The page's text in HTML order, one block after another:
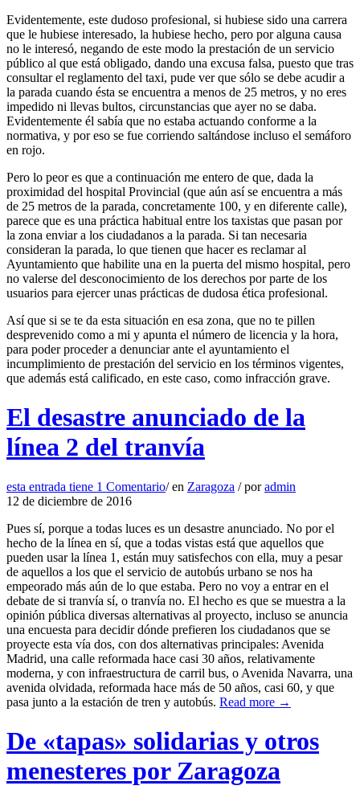
Evidentemente, este dudoso profesional, si hubiese sido una carrera
que le hubiese interesado, la hubiese hecho, pero por alguna causa
no le interesó, negando de este modo la prestación de un servicio
público al que está obligado, dando una excusa falsa, puesto que tras
consultar el reglamento del taxi, pude ver que sólo se debe acudir a
la parada cuando ésta se encuentra a menos de 25 metros, y no eres
impedido ni llevas bultos, circunstancias que ayer no se daba.
Evidentemente él sabía que no estaba actuando conforme a la
normativa, y por eso se fue corriendo saltándose incluso el semáforo
en rojo.
Pero lo peor es que a continuación me entero de que, dada la
proximidad del hospital Provincial (que aún así se encuentra a más
de 25 metros de la parada, concretamente 100, y en diferente calle),
parece que es una práctica habitual entre los taxistas que pasan por
la zona enviar a los ciudadanos a la parada. Si tan necesaria
consideran la parada, lo que tienen que hacer es reclamar al
Ayuntamiento que habilite una en la puerta del mismo hospital, pero
no valerse del desconocimiento de los derechos por parte de los
usuarios para ejercer unas prácticas de dudosa ética profesional.
Así que si se te da esta situación en esa zona, que no te pillen
desprevenido como a mi y apunta el número de licencia y la hora,
para poder proceder a denunciar ante el ayuntamiento el
incumplimiento de prestación del servicio en los términos vigentes,
que además está calificado, en este caso, como infracción grave.
El desastre anunciado de la
línea 2 del tranvía
esta entrada tiene 1 Comentario/ en Zaragoza / poradmin
12 de diciembre de 2016
Pues sí, porque a todas luces es un desastre anunciado. No por el
hecho de la línea en sí, que a todas vistas está que aquellos que
pueden usar la línea 1, están muy satisfechos con ella, muy a pesar
de aquellos a los que el servicio de autobús urbano se nos ha
empeorado más aún de lo que estaba. Pero no voy a entrar en el
debate de si tranvía sí, o tranvía no. El hecho es que se muestra a la
opinión pública diversas alternativas al proyecto, incluso se anuncia
una encuesta para decidir dónde prefieren los ciudadanos que se
proyecte esta vía dos, con dos alternativas principales: Avenida
Madrid, una calle reformada hace casi 30 años, relativamente
moderna, y con infraestructura de carril bus, o Avenida Navarra, una
avenida olvidada, reformada hace más de 50 años, casi 60, y que
pasa junto a la estación de tren y autobús. Read more →
De «tapas» solidarias y otros
menesteres por Zaragoza